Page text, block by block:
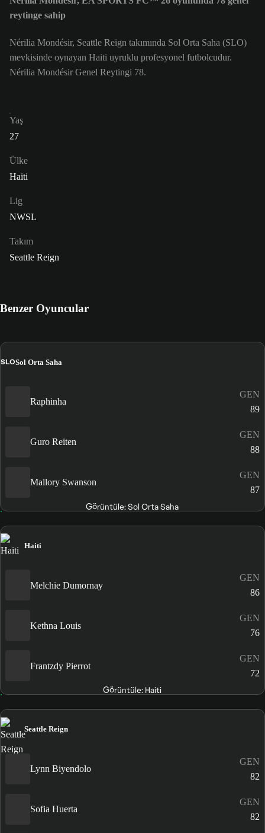
reytinge sahip
Nérilia Mondésir, Seattle Reign takımında Sol Orta Saha (SLO)
mevkisinde oynayan Haiti uyruklu profesyonel futbolcudur.
Nérilia Mondésir Genel Reytingi 78.
Yaş
27
Ülke
Haiti
Lig
NWSL
Takım
Seattle Reign
Benzer Oyuncular
SLOSol Orta Saha
Raphinha
GEN
89
Guro Reiten
GEN
88
Mallory Swanson
GEN
87
Görüntüle: Sol Orta Saha
Haiti
Melchie Dumornay
GEN
86
Kethna Louis
GEN
76
Frantzdy Pierrot
GEN
72
Görüntüle: Haiti
Seattle Reign
Lynn Biyendolo
GEN
82
Sofia Huerta
GEN
82